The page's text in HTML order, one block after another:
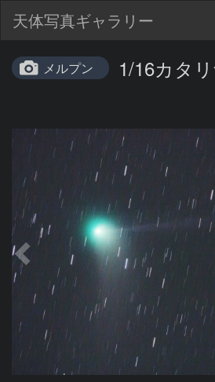
天体写真ギャラリー
メルプン 1/16カタ